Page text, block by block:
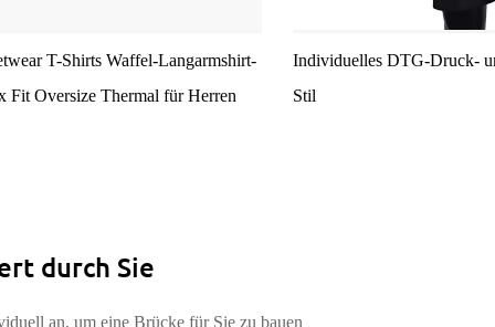
T-Shirts Waffel-Langarmshirt-
Fit Oversize Thermal für Herren
Individuelles DTG-Druck-
Stil
durch Sie
an, um eine Brücke für Sie zu bauen